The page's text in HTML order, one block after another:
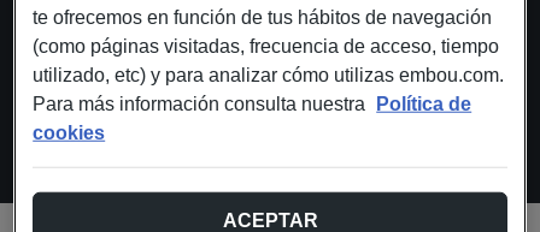
te ofrecemos en función de tus hábitos de navegación
(como páginas visitadas, frecuencia de acceso, tiempo
utilizado, etc) y para analizar cómo utilizas embou.com.
Para más información consulta nuestra
Política de
cookies
ACEPTAR